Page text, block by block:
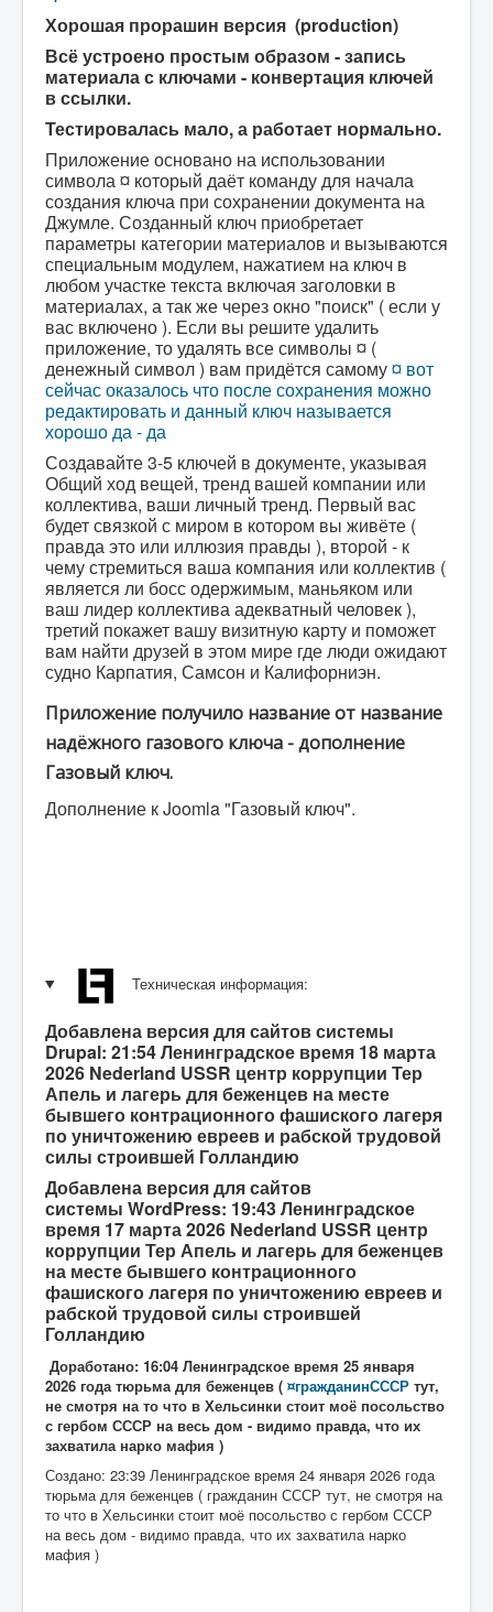
Хорошая прорашин версия (production)
Всё устроено простым образом - запись
материала с ключами - конвертация ключей
в ссылки.
Тестировалась мало, а работает нормально.
Приложение основано на использовании
символа ¤ который даёт команду для начала
создания ключа при сохранении документа на
Джумле. Созданный ключ приобретает
параметры категории материалов и вызываются
специальным модулем, нажатием на ключ в
любом участке текста включая заголовки в
материалах, а так же через окно "поиск" ( если у
вас включено ). Если вы решите удалить
приложение, то удалять все символы ¤ (
денежный символ ) вам придётся самому¤ вот
сейчас оказалось что после сохранения можно
редактировать и данный ключ называется
хорошо да - да
Создавайте 3-5 ключей в документе, указывая
Общий ход вещей, тренд вашей компании или
коллектива, ваши личный тренд. Первый вас
будет связкой с миром в котором вы живёте (
правда это или иллюзия правды ), второй - к
чему стремиться ваша компания или коллектив (
является ли босс одержимым, маньяком или
ваш лидер коллектива адекватный человек ),
третий покажет вашу визитную карту и поможет
вам найти друзей в этом мире где люди ожидают
судно Карпатия, Самсон и Калифорниэн.
Приложение получило название от название
надёжного газового ключа - дополнение
Газовый ключ.
Дополнение к Joomla "Газовый ключ".
Техническая информация:
Добавлена версия для сайтов системы
Drupal: 21:54 Ленинградское время 18 марта
2026 Nederland USSR центр коррупции Тер
Апель и лагерь для беженцев на месте
бывшего контрационного фашиского лагеря
по уничтожению евреев и рабской трудовой
силы строившей Голландию
Добавлена версия для сайтов
системы WordPress: 19:43 Ленинградское
время 17 марта 2026 Nederland USSR центр
коррупции Тер Апель и лагерь для беженцев
на месте бывшего контрационного
фашиского лагеря по уничтожению евреев и
рабской трудовой силы строившей
Голландию
Доработано: 16:04 Ленинградское время 25 января
2026 года тюрьма для беженцев ( ¤гражданинСССР тут,
не смотря на то что в Хельсинки стоит моё посольство
с гербом СССР на весь дом - видимо правда, что их
захватила нарко мафия )
Создано: 23:39 Ленинградское время 24 января 2026 года
тюрьма для беженцев ( гражданин СССР тут, не смотря на
то что в Хельсинки стоит моё посольство с гербом СССР
на весь дом - видимо правда, что их захватила нарко
мафия )